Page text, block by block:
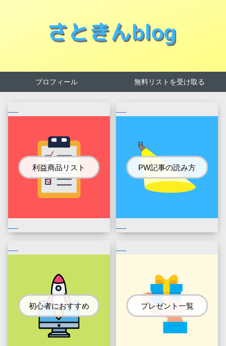
プロフィール 無料リストを受け取る
利益商品リスト PW記事の読み方
初心者におすすめ プレゼント一覧